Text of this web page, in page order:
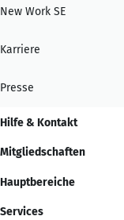
New Work SE
Karriere
Presse
Hilfe & Kontakt
Mitgliedschaften
Hauptbereiche
Services